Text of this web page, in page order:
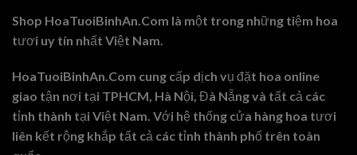
Shop HoaTuoiBinhAn.Com là một trong những tiệm hoa
tươi uy tín nhất Việt Nam.
HoaTuoiBinhAn.Com cung cấp dịch vụ đặt hoa online
giao tận nơi tại TPHCM, Hà Nội, Đà Nẵng và tất cả các
tỉnh thành tại Việt Nam. Với hệ thống cửa hàng hoa tươi
liên kết rộng khắp tất cả các tỉnh thành phố trên toàn